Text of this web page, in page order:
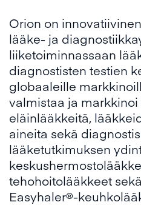
Orion on
lääke- ja
liiketoiminnassaan
diagnostisten testien
globaaleille
valmistaa ja markkinoi
eläinlääkkeitä,
aineita sekä
lääketutkimuksen
tehohoitolääkkeet
Easyhaler®-